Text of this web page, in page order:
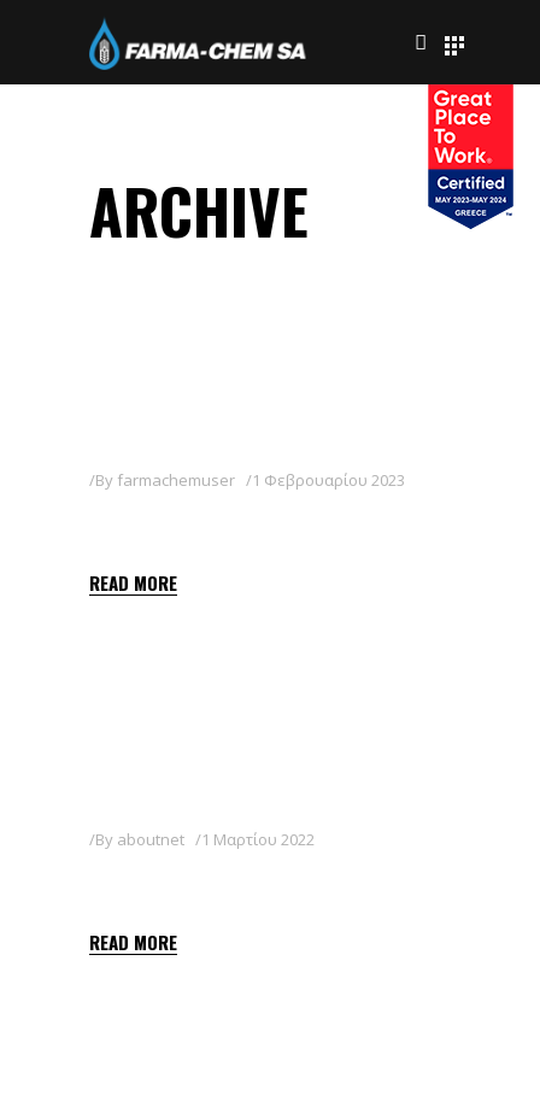
ARCHIVE
By farmachemuser 1 Φεβρουαρίου 2023
READ MORE
By aboutnet 1 Μαρτίου 2022
READ MORE